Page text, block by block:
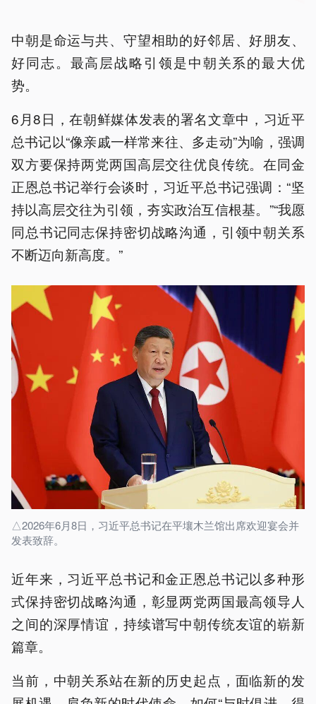
中朝是命运与共、守望相助的好邻居、好朋友、
好同志。最高层战略引领是中朝关系的最大优
势。
6月8日，在朝鲜媒体发表的署名文章中，习近平
总书记以“像亲戚一样常来往、多走动”为喻，强调
双方要保持两党两国高层交往优良传统。在同金
正恩总书记举行会谈时，习近平总书记强调：“坚
持以高层交往为引领，夯实政治互信根基。”“我愿
同总书记同志保持密切战略沟通，引领中朝关系
不断迈向新高度。”
△2026年6月8日，习近平总书记在平壤木兰馆出席欢迎宴会并
发表致辞。
近年来，习近平总书记和金正恩总书记以多种形
式保持密切战略沟通，彰显两党两国最高领导人
之间的深厚情谊，持续谱写中朝传统友谊的崭新
篇章。
当前，中朝关系站在新的历史起点，面临新的发